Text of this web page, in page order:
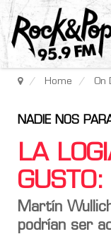
Home On
NADIE NOS
LA
Martín
podrían ser